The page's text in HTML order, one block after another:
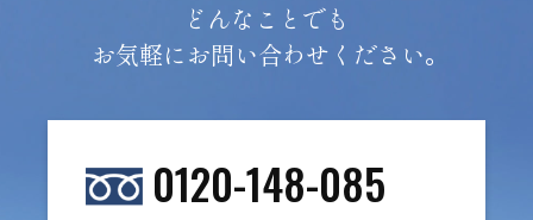
どんなことでも
お気軽にお問い合わせください。
0120-148-085